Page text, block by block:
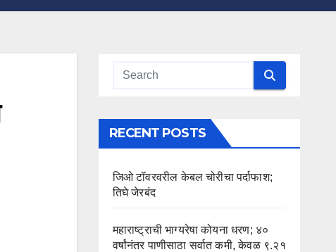
RECENT POSTS
जिओ टॉवरवरील केबल चोरीचा पर्दाफाश;
तिघे जेरबंद
महाराष्ट्राची भाग्यरेषा कोयना धरण; ४०
वर्षांनंतर पाणीसाठा सर्वात कमी, केवळ ९.२१